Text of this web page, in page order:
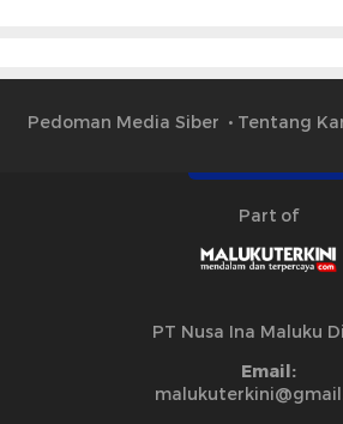
Pedoman Media Siber Tentang
Part of
PT Nusa Ina Maluku
Email: